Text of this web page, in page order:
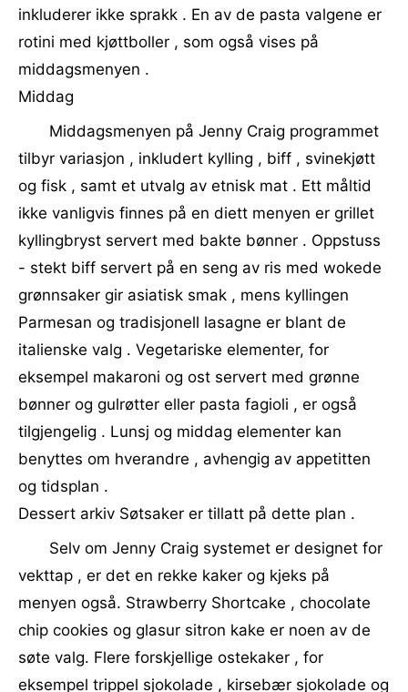
inkluderer ikke sprakk . En av de pasta valgene er
rotini med kjøttboller , som også vises på
middagsmenyen .
Middag
Middagsmenyen på Jenny Craig programmet
tilbyr variasjon , inkludert kylling , biff , svinekjøtt
og fisk , samt et utvalg av etnisk mat . Ett måltid
ikke vanligvis finnes på en diett menyen er grillet
kyllingbryst servert med bakte bønner . Oppstuss
- stekt biff servert på en seng av ris med wokede
grønnsaker gir asiatisk smak , mens kyllingen
Parmesan og tradisjonell lasagne er blant de
italienske valg . Vegetariske elementer, for
eksempel makaroni og ost servert med grønne
bønner og gulrøtter eller pasta fagioli , er også
tilgjengelig . Lunsj og middag elementer kan
benyttes om hverandre , avhengig av appetitten
og tidsplan .
Dessert arkiv Søtsaker er tillatt på dette plan .
Selv om Jenny Craig systemet er designet for
vekttap , er det en rekke kaker og kjeks på
menyen også. Strawberry Shortcake , chocolate
chip cookies og glasur sitron kake er noen av de
søte valg. Flere forskjellige ostekaker , for
eksempel trippel sjokolade , kirsebær sjokolade og